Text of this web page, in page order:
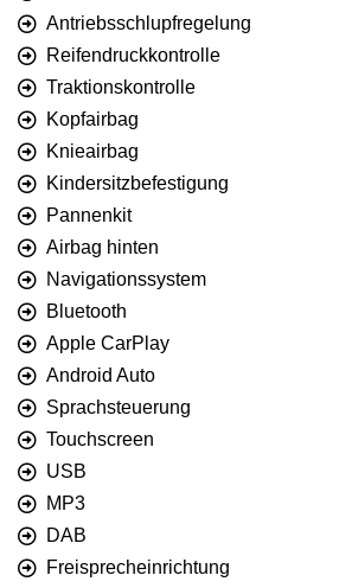
Antriebsschlupfregelung
Reifendruckkontrolle
Traktionskontrolle
Kopfairbag
Knieairbag
Kindersitzbefestigung
Pannenkit
Airbag hinten
Navigationssystem
Bluetooth
Apple CarPlay
Android Auto
Sprachsteuerung
Touchscreen
USB
MP3
DAB
Freisprecheinrichtung